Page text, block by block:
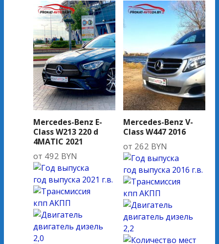
Mercedes-Benz E-
Class W213 220 d
4MATIC 2021
от 492 BYN
год выпуска 2021 г.в.
кпп АКПП
двигатель дизель
2,0
Mercedes-Benz V-
Class W447 2016
от 262 BYN
год выпуска 2016 г.в.
кпп АКПП
двигатель дизель
2,2